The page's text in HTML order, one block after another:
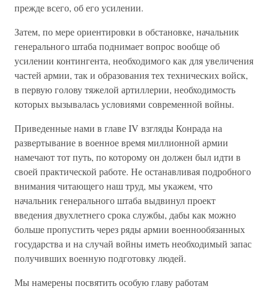
прежде всего, об его усилении.
Затем, по мере ориентировки в обстановке, начальник
генерального штаба поднимает вопрос вообще об
усилении контингента, необходимого как для увеличения
частей армии, так и образования тех технических войск,
в первую голову тяжелой артиллерии, необходимость
которых вызывалась условиями современной войны.
Приведенные нами в главе IV взгляды Конрада на
развертывание в военное время миллионной армии
намечают тот путь, по которому он должен был идти в
своей практической работе. Не останавливая подробного
внимания читающего наш труд, мы укажем, что
начальник генерального штаба выдвинул проект
введения двухлетнего срока службы, дабы как можно
больше пропустить через ряды армии военнообязанных
государства и на случай войны иметь необходимый запас
получивших военную подготовку людей.
Мы намерены посвятить особую главу работам